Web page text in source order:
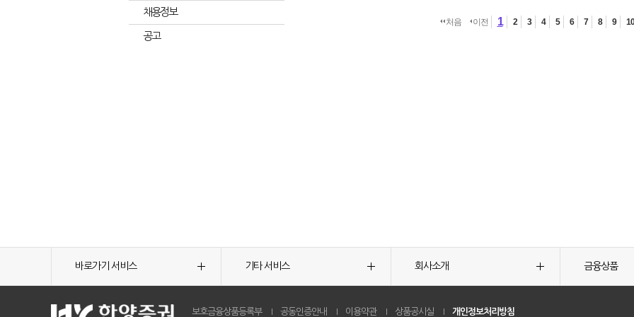
채용정보
공고
처음 이전 1 2 3 4 5 6 7 8 9 10
바로가기 서비스 기타 서비스 회사소개 금융상품
보호금융상품등록부 공동인증안내 이용약관 상품공시실 개인정보처리방침